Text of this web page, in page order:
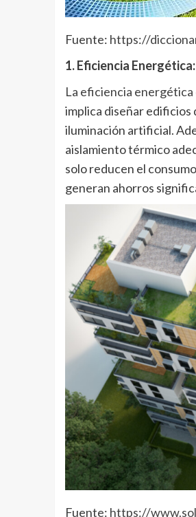
Fuente: https://
1. Eficiencia
La eficiencia energética
implica diseñar edificios
iluminación artificial.
aislamiento térmico
solo reducen el
generan ahorros
Fuente: https://